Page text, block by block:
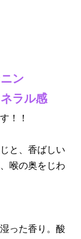
ン
ラル感
！！
と、香ばしい
喉の奥をじわ
った香り。酸